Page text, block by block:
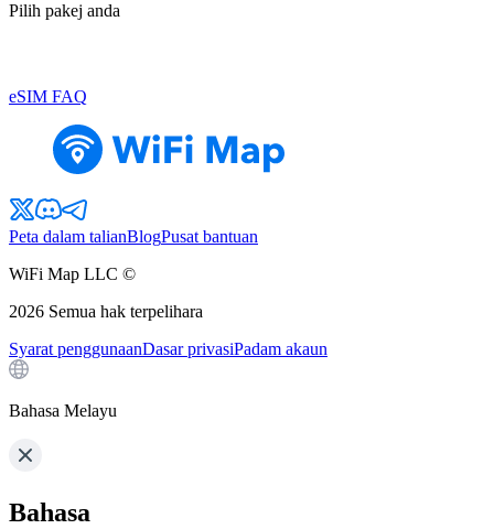
Pilih pakej anda
eSIM FAQ
Peta dalam talianBlogPusat bantuan
WiFi Map LLC ©
2026 Semua hak terpelihara
Syarat penggunaanDasar privasiPadam akaun
Bahasa Melayu
Bahasa